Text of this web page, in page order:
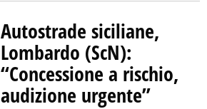
Autostrade siciliane,
Lombardo (ScN):
“Concessione a rischio,
audizione urgente”